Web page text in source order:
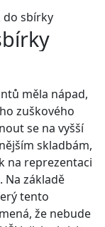
do sbírky
měla nápad,
zuškového
se na vyšší
skladbám,
na reprezentaci
Na základě
tento
že nebude